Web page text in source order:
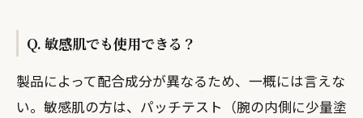
Q. 敏感肌でも使用できる？
製品によって配合成分が異なるため、一概には言えな
い。敏感肌の方は、パッチテスト（腕の内側に少量塗